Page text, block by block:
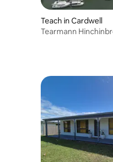
Teach in Cardwell
Tearmann